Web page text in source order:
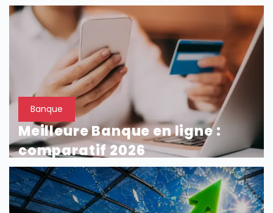
Banque
Meilleure Banque en ligne :
comparatif 2026